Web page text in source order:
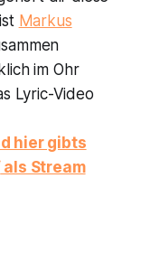
Markus
im Ohr
Lyric-Video
hier gibts
als Stream